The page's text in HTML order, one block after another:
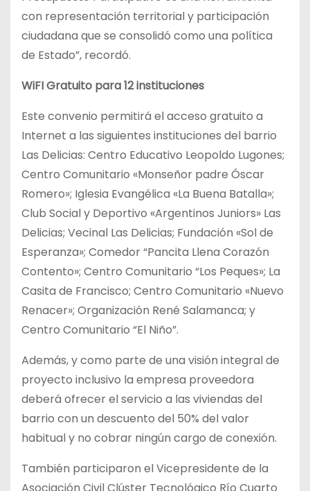
con representación territorial y participación
ciudadana que se consolidó como una política
de Estado”, recordó.
WiFI Gratuito para 12 instituciones
Este convenio permitirá el acceso gratuito a
Internet a las siguientes instituciones del barrio
Las Delicias: Centro Educativo Leopoldo Lugones;
Centro Comunitario «Monseñor padre Óscar
Romero»; Iglesia Evangélica «La Buena Batalla»;
Club Social y Deportivo «Argentinos Juniors» Las
Delicias; Vecinal Las Delicias; Fundación «Sol de
Esperanza»; Comedor “Pancita Llena Corazón
Contento»; Centro Comunitario “Los Peques»; La
Casita de Francisco; Centro Comunitario «Nuevo
Renacer»; Organización René Salamanca; y
Centro Comunitario “El Niño”.
Además, y como parte de una visión integral de
proyecto inclusivo la empresa proveedora
deberá ofrecer el servicio a las viviendas del
barrio con un descuento del 50% del valor
habitual y no cobrar ningún cargo de conexión.
También participaron el Vicepresidente de la